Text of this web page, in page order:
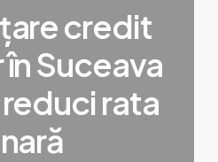
credit
Suceava
rata